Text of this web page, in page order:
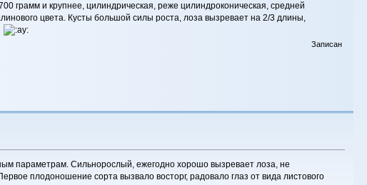
грамм и крупнее, цилиндрическая, реже цилиндроконическая, средней
цвета. Кусты большой силы роста, лоза вызревает на 2/3 длины,
Записан
параметрам. Сильнорослый, ежегодно хорошо вызревает лоза, не
плодоношение сорта вызвало восторг, радовало глаз от вида листового